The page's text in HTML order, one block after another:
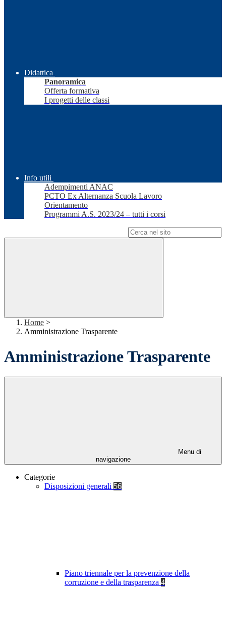
Didattica
Panoramica
Offerta formativa
I progetti delle classi
Info utili
Adempimenti ANAC
PCTO Ex Alternanza Scuola Lavoro
Orientamento
Programmi A.S. 2023/24 – tutti i corsi
Home >
Amministrazione Trasparente
Amministrazione Trasparente
Menu di
navigazione
Categorie
Disposizioni generali 56
Piano triennale per la prevenzione della
corruzione e della trasparenza 4